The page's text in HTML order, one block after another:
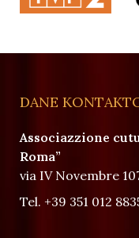
DANE
Associazzione
Roma”
via IV Novembre
Tel. +39 351 012